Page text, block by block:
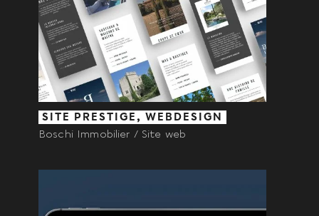
SITE PRESTIGE, WEBDESIGN
Boschi Immobilier / Site web